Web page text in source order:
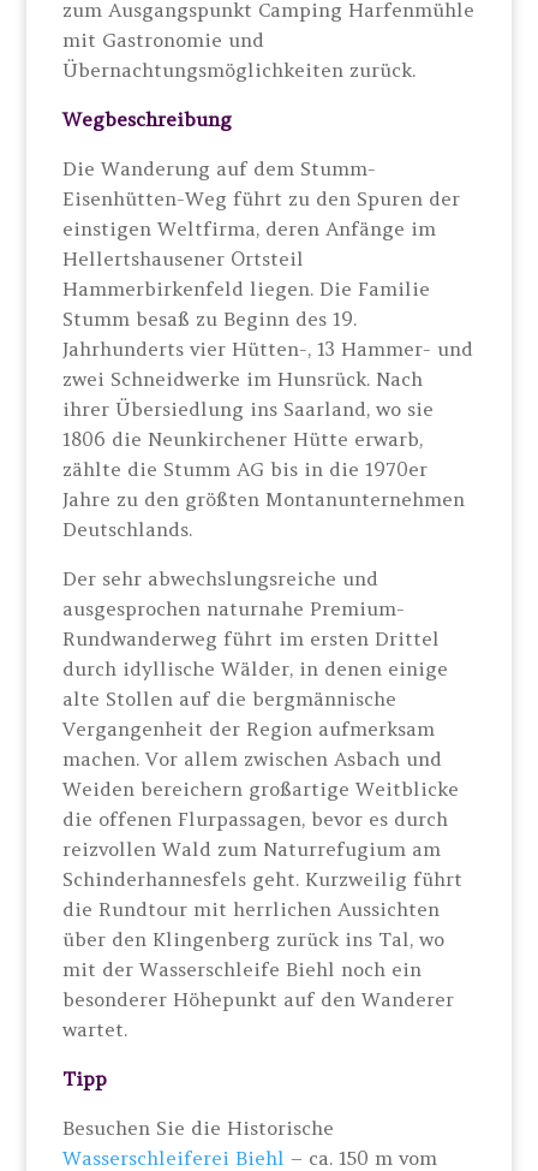
zum Ausgangspunkt Camping Harfenmühle
mit Gastronomie und
Übernachtungsmöglichkeiten zurück.
Wegbeschreibung
Die Wanderung auf dem Stumm-
Eisenhütten-Weg führt zu den Spuren der
einstigen Weltfirma, deren Anfänge im
Hellertshausener Ortsteil
Hammerbirkenfeld liegen. Die Familie
Stumm besaß zu Beginn des 19.
Jahrhunderts vier Hütten-, 13 Hammer- und
zwei Schneidwerke im Hunsrück. Nach
ihrer Übersiedlung ins Saarland, wo sie
1806 die Neunkirchener Hütte erwarb,
zählte die Stumm AG bis in die 1970er
Jahre zu den größten Montanunternehmen
Deutschlands.
Der sehr abwechslungsreiche und
ausgesprochen naturnahe Premium-
Rundwanderweg führt im ersten Drittel
durch idyllische Wälder, in denen einige
alte Stollen auf die bergmännische
Vergangenheit der Region aufmerksam
machen. Vor allem zwischen Asbach und
Weiden bereichern großartige Weitblicke
die offenen Flurpassagen, bevor es durch
reizvollen Wald zum Naturrefugium am
Schinderhannesfels geht. Kurzweilig führt
die Rundtour mit herrlichen Aussichten
über den Klingenberg zurück ins Tal, wo
mit der Wasserschleife Biehl noch ein
besonderer Höhepunkt auf den Wanderer
wartet.
Tipp
Besuchen Sie die Historische
Wasserschleiferei Biehl – ca. 150 m vom